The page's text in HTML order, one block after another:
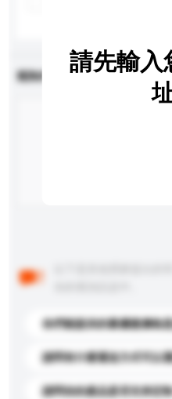
查詢內容
你們能提供的最優惠價格是
請問有什麼運送方式可以選
請問你的產品是否支持定制
請先輸入